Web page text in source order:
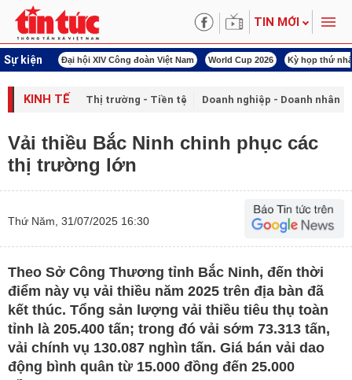
TIN MỚI
Sự kiện
Việt Nam World Cup 2026 Kỳ họp thứ nhất Quốc hội khóa XVI Đảm bảo
KINH TẾ Thị trường - Tiền tệ Doanh nghiệp - Doanh nhân
Vải thiều Bắc Ninh chinh phục các
thị trường lớn
Thứ Năm, 31/07/2025 16:30
Theo Sở Công Thương tỉnh Bắc Ninh, đến thời
điểm này vụ vải thiều năm 2025 trên địa bàn đã
kết thúc. Tổng sản lượng vải thiều tiêu thụ toàn
tỉnh là 205.400 tấn; trong đó vải sớm 73.313 tấn,
vải chính vụ 130.087 nghìn tấn. Giá bán vải dao
động bình quân từ 15.000 đồng đến 25.000